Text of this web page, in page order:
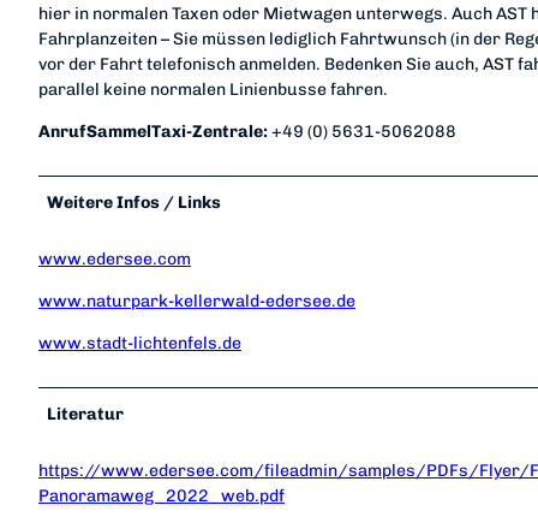
hier in normalen Taxen oder Mietwagen unterwegs. Auch AST
Fahrplanzeiten – Sie müssen lediglich Fahrtwunsch (in der
vor der Fahrt telefonisch anmelden. Bedenken Sie auch, AST
parallel keine normalen Linienbusse fahren.
AnrufSammelTaxi-Zentrale:+49 (0) 5631-5062088
Weitere Infos / Links
www.edersee.com
www.naturpark-kellerwald-edersee.de
www.stadt-lichtenfels.de
Literatur
https://www.edersee.com/fileadmin/samples/PDFs/Flyer/
Panoramaweg_2022_web.pdf